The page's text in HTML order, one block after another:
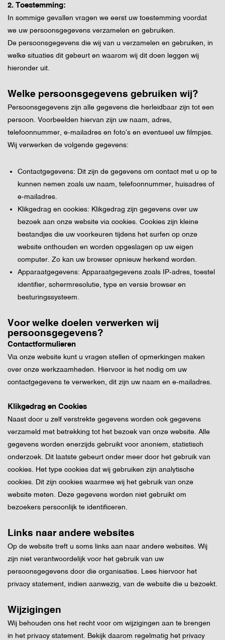
2. Toestemming:
In sommige gevallen vragen we eerst uw toestemming voordat
we uw persoonsgegevens verzamelen en gebruiken.
De persoonsgegevens die wij van u verzamelen en gebruiken, in
welke situaties dit gebeurt en waarom wij dit doen leggen wij
hieronder uit.
Welke persoonsgegevens gebruiken wij?
Persoonsgegevens zijn alle gegevens die herleidbaar zijn tot een
persoon. Voorbeelden hiervan zijn uw naam, adres,
telefoonnummer, e-mailadres en foto’s en eventueel uw filmpjes.
Wij verwerken de volgende gegevens:
Contactgegevens: Dit zijn de gegevens om contact met u op te
kunnen nemen zoals uw naam, telefoonnummer, huisadres of
e-mailadres.
Klikgedrag en cookies: Klikgedrag zijn gegevens over uw
bezoek aan onze website via cookies. Cookies zijn kleine
bestandjes die uw voorkeuren tijdens het surfen op onze
website onthouden en worden opgeslagen op uw eigen
computer. Zo kan uw browser opnieuw herkend worden.
Apparaatgegevens: Apparaatgegevens zoals IP-adres, toestel
identifier, schermresolutie, type en versie browser en
besturingssysteem.
Voor welke doelen verwerken wij
persoonsgegevens?
Contactformulieren
Via onze website kunt u vragen stellen of opmerkingen maken
over onze werkzaamheden. Hiervoor is het nodig om uw
contactgegevens te verwerken, dit zijn uw naam en e-mailadres.
Klikgedrag en Cookies
Naast door u zelf verstrekte gegevens worden ook gegevens
verzameld met betrekking tot het bezoek van onze website. Alle
gegevens worden enerzijds gebruikt voor anoniem, statistisch
onderzoek. Dit laatste gebeurt onder meer door het gebruik van
cookies. Het type cookies dat wij gebruiken zijn analytische
cookies. Dit zijn cookies waarmee wij het gebruik van onze
website meten. Deze gegevens worden niet gebruikt om
bezoekers persoonlijk te identificeren.
Links naar andere websites
Op de website treft u soms links aan naar andere websites. Wij
zijn niet verantwoordelijk voor het gebruik van uw
persoonsgegevens door die organisaties. Lees hiervoor het
privacy statement, indien aanwezig, van de website die u bezoekt.
Wijzigingen
Wij behouden ons het recht voor om wijzigingen aan te brengen
in het privacy statement. Bekijk daarom regelmatig het privacy